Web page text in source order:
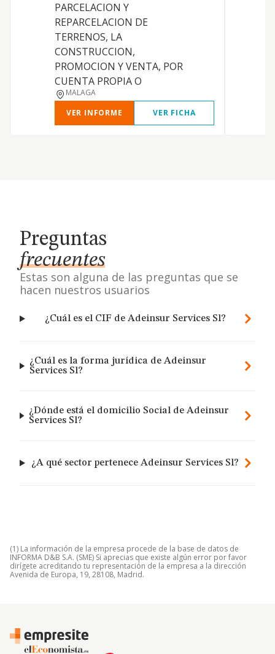
PARCELACION Y
REPARCELACION DE
TERRENOS, LA
CONSTRUCCION,
PROMOCION Y VENTA, POR
CUENTA PROPIA O
MALAGA
VER INFORME
VER FICHA
Preguntas
frecuentes
Estas son alguna de las preguntas que se
hacen nuestros usuarios
¿Cuál es el CIF de Adeinsur Services Sl?
¿Cuál es la forma jurídica de Adeinsur
Services Sl?
¿Dónde está el domicilio Social de Adeinsur
Services Sl?
¿A qué sector pertenece Adeinsur Services Sl?
(1) La información de la empresa procede de la base de datos de
INFORMA D&B S.A. (SME) Si aprecias que existe algún error por favor
dirígete acreditando tu representación de la empresa a la dirección
Avenida de Europa, 19, 28108, Madrid.